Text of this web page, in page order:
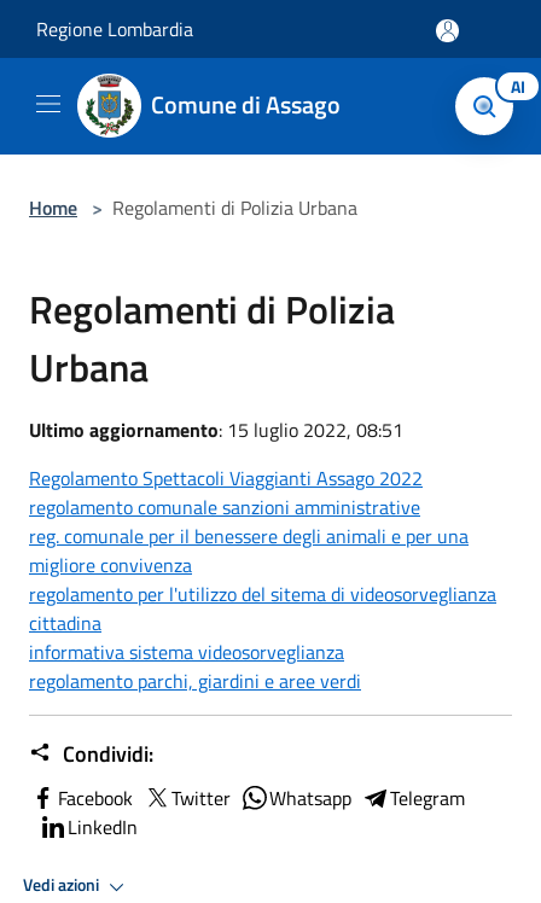
Regione Lombardia
Comune di Assago AI
Home > Regolamenti di Polizia Urbana
Regolamenti di Polizia
Urbana
Ultimo aggiornamento: 15 luglio 2022, 08:51
Regolamento Spettacoli Viaggianti Assago 2022
regolamento comunale sanzioni amministrative
reg. comunale per il benessere degli animali e per una
migliore convivenza
regolamento per l'utilizzo del sitema di videosorveglianza
cittadina
informativa sistema videosorveglianza
regolamento parchi, giardini e aree verdi
Condividi:
Facebook Twitter Whatsapp
Telegram
LinkedIn
Vedi azioni